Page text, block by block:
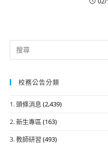
Search
for:
校務公告分類
1. 頭條消息 (2,439)
2. 新生專區 (163)
3. 教師研習 (493)